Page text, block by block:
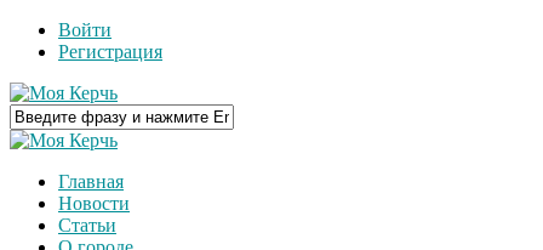
Войти
Регистрация
Главная
Новости
Статьи